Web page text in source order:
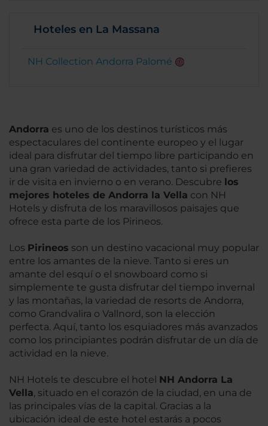
Hoteles en La Massana
NH Collection Andorra Palomé
Andorra es uno de los destinos turísticos más
espectaculares del continente europeo y el lugar
ideal para disfrutar del tiempo libre participando en
una gran variedad de actividades, tanto si prefieres
ir de visita en invierno o en verano. Descubre los
mejores hoteles de Andorra la Vella con NH
Hotels y disfruta de los maravillosos paisajes que
ofrece esta parte de los Pirineos.
Los Pirineos son un destino vacacional muy popular
entre los amantes de la nieve. Tanto si eres un
amante del esquí o el snowboard como si
simplemente te gusta disfrutar del tiempo invernal
y las montañas, la variedad de resorts de Andorra,
como Grandvalira o Vallnord, son la elección
perfecta. Aquí, tanto los esquiadores más avanzados
como los principiantes podrán disfrutar de un día de
actividad en la nieve.
NH Hotels te descubre el hotel NH Andorra La
Vella, situado en el corazón de la ciudad, en una de
las principales vías de la capital. Gracias a la
ubicación ideal de este hotel estarás a pocos